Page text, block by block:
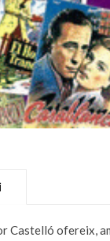
Castelló ofereix,